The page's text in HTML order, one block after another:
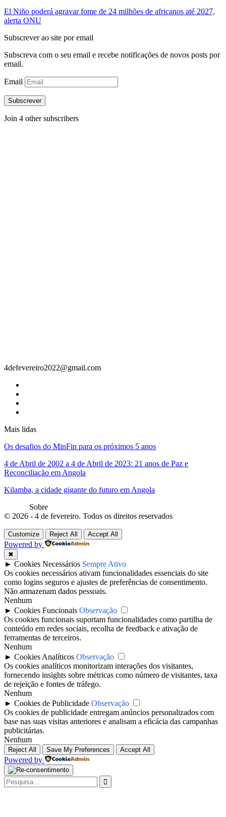
El Niño poderá agravar fome de 24 milhões de africanos até 2027,
alerta ONU
Subscrever ao site por email
Subscreva com o seu email e recebe notificações de novos posts por
email.
Email
Subscrever
Join 4 other subscribers
4defevereiro2022@gmail.com
Mais lidas
Os desafios do MinFin para os próximos 5 anos
4 de Abril de 2002 a 4 de Abril de 2023: 21 anos de Paz e
Reconciliação em Angola
Kilamba, a cidade gigante do futuro em Angola
Sobre
© 2026 - 4 de fevereiro. Todos os direitos reservados
Customize Reject All Accept All
Powered by
✖
► Cookies Necessários Sempre Ativo
Os cookies necessários ativam funcionalidades essenciais do site
como logins seguros e ajustes de preferências de consentimento.
Não armazenam dados pessoais.
Nenhum
► Cookies Funcionais Observação
Os cookies funcionais suportam funcionalidades como partilha de
conteúdo em redes sociais, recolha de feedback e ativação de
ferramentas de terceiros.
Nenhum
► Cookies Analíticos Observação
Os cookies analíticos monitorizam interações dos visitantes,
fornecendo insights sobre métricas como número de visitantes, taxa
de rejeição e fontes de tráfego.
Nenhum
► Cookies de Publicidade Observação
Os cookies de publicidade entregam anúncios personalizados com
base nas suas visitas anteriores e analisam a eficácia das campanhas
publicitárias.
Nenhum
Reject All Save My Preferences Accept All
Powered by